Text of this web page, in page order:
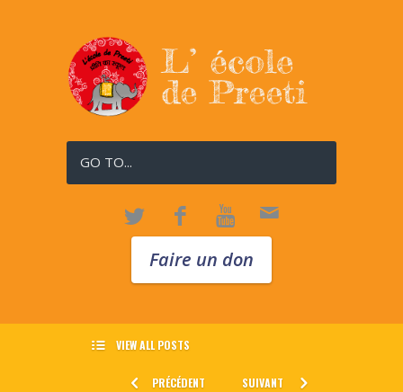
GO TO...
Faire un don
VIEW ALL POSTS
PRÉCÉDENT SUIVANT